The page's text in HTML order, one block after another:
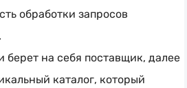
обработки запросов
на себя поставщик, далее
каталог, который